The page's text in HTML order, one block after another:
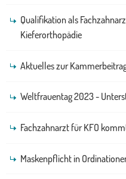
Qualifikation als
Kieferorthopädie
Aktuelles zur
Weltfrauentag 2023 -
Fachzahnarzt für KFO
Maskenpflicht in